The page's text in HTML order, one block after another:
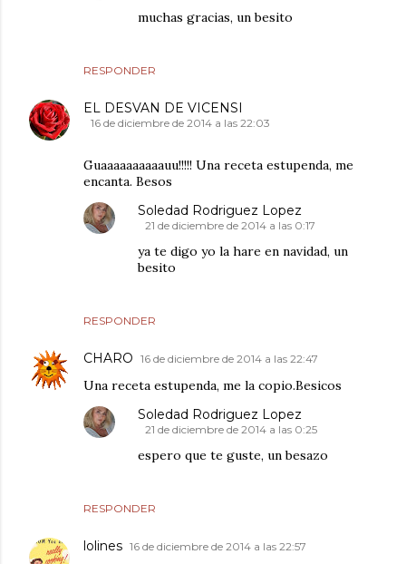
RESPONDER
muchas gracias, un besito
EL DESVAN DE VICENSI
16 de diciembre de 2014 a las 22:03
Guaaaaaaaaaauu!!!!! Una receta estupenda, me
encanta. Besos
RESPONDER
Soledad Rodriguez Lopez
21 de diciembre de 2014 a las 0:17
ya te digo yo la hare en navidad, un
besito
CHARO 16 de diciembre de 2014 a las 22:47
Una receta estupenda, me la copio.Besicos
RESPONDER
Soledad Rodriguez Lopez
21 de diciembre de 2014 a las 0:25
espero que te guste, un besazo
lolines 16 de diciembre de 2014 a las 22:57